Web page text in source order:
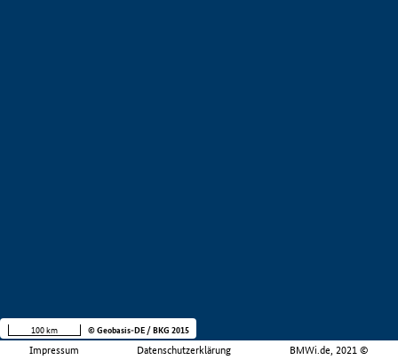
Impressum Datenschutzerklärung BMWi.de, 2021 ©
100 km © Geobasis-DE / BKG 2015